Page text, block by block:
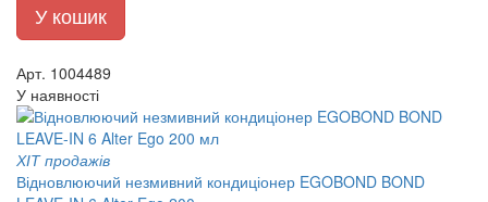
У кошик
Арт. 1004489
У наявності
ХІТ продажів
Відновлюючий незмивний кондиціонер EGOBOND BOND